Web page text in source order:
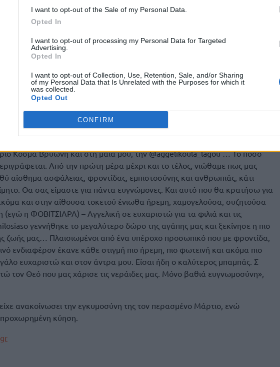
I want to opt-out of the Sale of my Personal Data.
Opted In
I want to opt-out of processing my Personal Data for Targeted
Advertising.
Opted In
I want to opt-out of Collection, Use, Retention, Sale, and/or Sharing
of my Personal Data that Is Unrelated with the Purposes for which it
was collected.
Opted Out
CONFIRM
την ανάρτησή της εκφράζοντας την ευγνωμοσύνη της προς το
αλλά και προς τον σύζυγό της: «Ένα τεράστιο ευχαριστώ στον
Κοσμά Βρυώνη και στη μαία μου, την @aggelikoula_lagou … Το πόσο
Από την πρώτη μέρα μέχρι και το τέλος, νιώθαμε πως μας
αίσθημα ασφάλειας, φροντίδας, εμπιστοσύνης και ανθρωπιάς, κάτι
Θα σας είμαστε για πάντα ευγνώμονες. Και αυτό που θα κρατήσω για
και στην αίθουσα τοκετού ένιωθα ήρεμη, χαμογελούσα, συζητούσα
(εγώ η ΦΟΒΙΤΣΙΑΡΑ) – Αγγελική σε ευχαριστώ για τα φιλιά και τις
γεννήθηκε το μεγαλύτερο δώρο της αγάπης μας και ξεκίνησε η πιο
ζωής μας… Πλαισιωμένοι από ένα υπέροχο προσωπικό που με φροντίδα,
ενδιαφέρον έκανε κάθε στιγμή πιο ήρεμη, πιο φωτεινή και ακόμα πιο
ευχαριστώ και στον άντρα μου. Είσαι ήδη ο καλύτερος μπαμπάς. Σ
τον Θεό που μας χάρισε τις νεράιδες μας. Μόνο βαθιά ευγνωμοσύνη»,
ανακοίνωσει την εγκυμοσύνη της τον περασμένο Μάρτιο, ενώ
κύηση.